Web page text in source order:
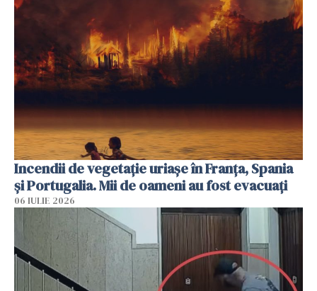
Incendii de vegetație uriașe în Franța, Spania
și Portugalia. Mii de oameni au fost evacuați
06 IULIE 2026